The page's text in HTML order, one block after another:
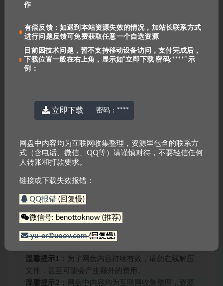
目前因技术问题，暂不支持移动设备访问，
支付完成后，下载位置一般在右上角，显示
但为防止购买后资源无法找到，建议注册并
登录后再进行购买和下载操作
站长联系方式进行问题反馈可免费获取任意
一个自选资源
问：
为什么有收费资源？
源是高价购来低价分享，2.防止专门卖资源的人投诉
资源，3.本站独家资源
问： 为什么有些解压包会有密码？
答：为了避免大家在线直接解压！
温馨提示1
：为了网盘内容持续有效，请勿在线解压
文件，甚至可能会产生额外的费用。
温馨提示2 ：网盘中内容均为互联网收集整理，资源
作
有偿反馈：如遇到本站资源失效的情况，加站长联系方式
进行问题反馈可免费获取任意一个自选资源
目前因技术问题，暂不支持移动设备访问，支付完成后，
下载位置一般在右上角，显示如“立即下载 密码:****” 示
例：
立即下载 密码： ****
网盘中内容均为互联网收集整理，资源里包含的联系方
式（含电话、微信、QQ等）请谨慎对待，不要轻信任何
人转账和打款要求。
链接或下载失效报错：
QQ报错(回复慢)
微信号: benottoknow (推荐)
yu-er©uoov.com(回复慢)